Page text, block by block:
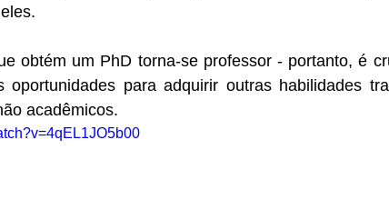
obtém um PhD torna-se professor - portanto, é
oportunidades para adquirir outras habilidades
acadêmicos.